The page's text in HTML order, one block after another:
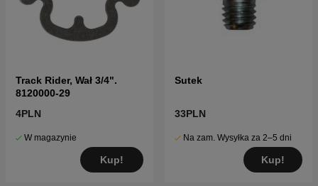
Track Rider, Wał 3/4".
8120000-29
4PLN
W magazynie
Kup!
Sutek
33PLN
Na zam. Wysyłka za 2–5 dni
Kup!